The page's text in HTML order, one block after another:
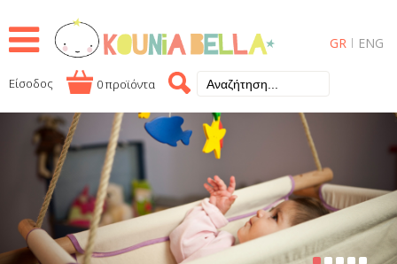
Είσοδος 0 προϊόντα
GR ENG